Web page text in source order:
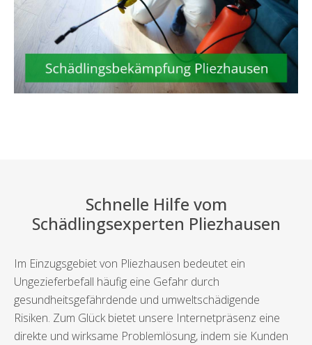
Schnelle Hilfe vom
Schädlingsexperten Pliezhausen
Im Einzugsgebiet von Pliezhausen bedeutet ein
Ungezieferbefall häufig eine Gefahr durch
gesundheitsgefährdende und umweltschädigende
Risiken. Zum Glück bietet unsere Internetpräsenz eine
direkte und wirksame Problemlösung, indem sie Kunden